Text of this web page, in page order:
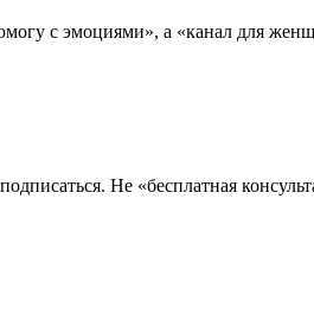
с эмоциями», а «канал для
Не «бесплатная